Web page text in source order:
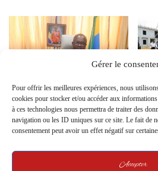
Gérer le
Pour offrir les meilleures expériences, nous
cookies pour stocker et/ou accéder aux
à ces technologies nous permettra de traiter des
navigation ou les ID uniques sur ce site. Le fait de
consentement peut avoir un effet négatif sur
Accepter
Gabon : La lutte contre le Sida,
un combat pour la santé et les
droits humains
2 December 2024
10